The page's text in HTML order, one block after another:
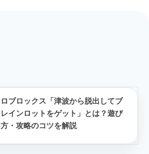
ロブロックス「津波から脱出してブ
レインロットをゲット」とは？遊び
方・攻略のコツを解説